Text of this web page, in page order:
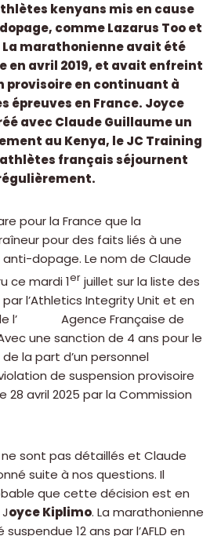
kenyans mis en cause
comme Lazarus Too et
La marathonienne avait été
en avril 2019, et avait enfreint
provisoire en continuant à
épreuves en France. Joyce
avec Claude Guillaume un
au Kenya, le JC Training
athlètes français séjournent
pour la France que la
pour des faits liés à une
dopage. Le nom de Claude
ce mardi 1er juillet sur la liste des
l’Athletics Integrity Unit et en
de l’ Agence Française de
une sanction de 4 ans pour le
la part d’un personnel
de suspension provisoire
28 avril 2025 par la Commission
sont pas détaillés et Claude
suite à nos questions. Il
que cette décision est en
oyce Kiplimo. La marathonienne
12 ans par l’AFLD en